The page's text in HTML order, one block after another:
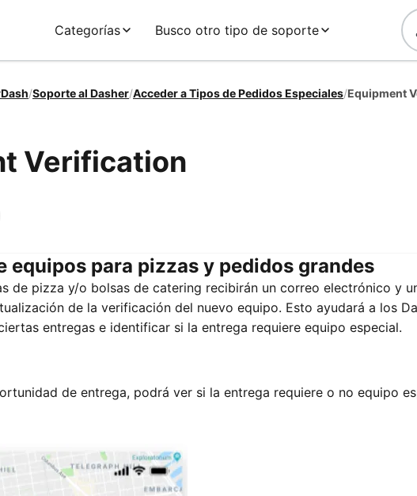
Categorías Busco otro tipo de soporte
/Soporte al Dasher/Acceder a Tipos de Pedidos Especiales/Equipment
Verification
equipos para pizzas y pedidos grandes
de pizza y/o bolsas de catering recibirán un correo electrónico y
de la verificación del nuevo equipo. Esto ayudará a los
entregas e identificar si la entrega requiere equipo especial.
de entrega, podrá ver si la entrega requiere o no equipo